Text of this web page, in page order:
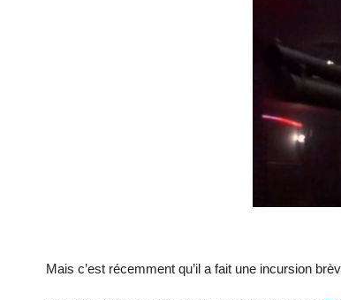
Mais c’est récemment qu’il a fait une incursion